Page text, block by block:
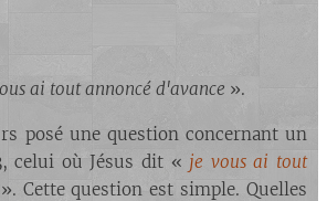
ai tout annoncé d'avance ».
posé une question concernant un
celui où Jésus dit « je vous ai tout
». Cette question est simple. Quelles